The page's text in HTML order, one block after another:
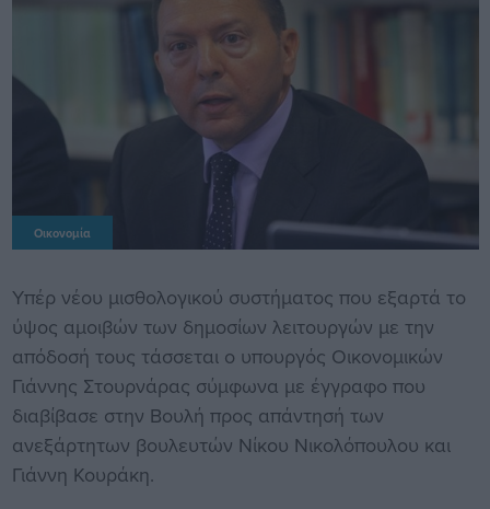
Οικονομία
Υπέρ νέου μισθολογικού συστήματος που εξαρτά το
ύψος αμοιβών των δημοσίων λειτουργών με την
απόδοσή τους τάσσεται ο υπουργός Οικονομικών
Γιάννης Στουρνάρας σύμφωνα με έγγραφο που
διαβίβασε στην Βουλή προς απάντησή των
ανεξάρτητων βουλευτών Νίκου Νικολόπουλου και
Γιάννη Κουράκη.